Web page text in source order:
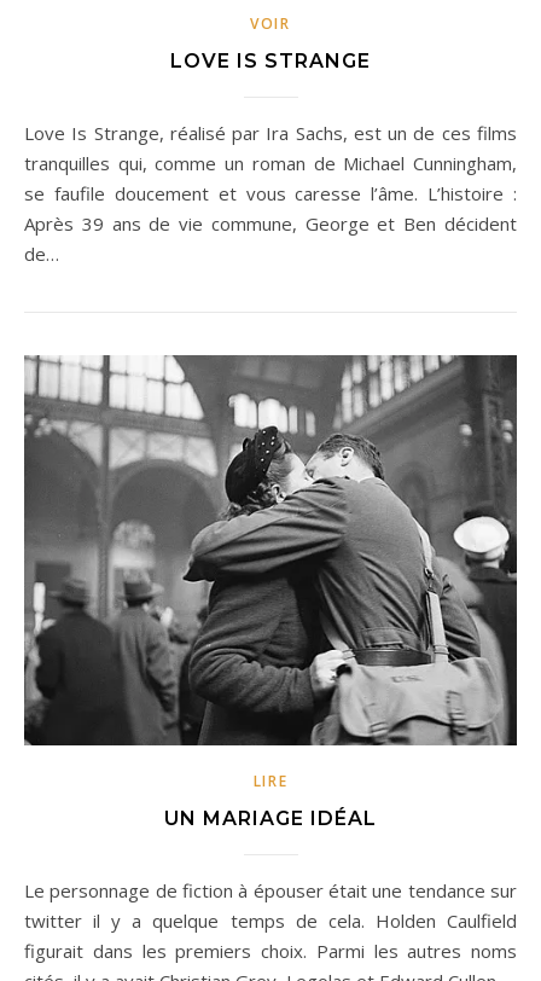
VOIR
LOVE IS STRANGE
Love Is Strange, réalisé par Ira Sachs, est un de ces films
tranquilles qui, comme un roman de Michael Cunningham,
se faufile doucement et vous caresse l’âme. L’histoire :
Après 39 ans de vie commune, George et Ben décident
de…
LIRE
UN MARIAGE IDÉAL
Le personnage de fiction à épouser était une tendance sur
twitter il y a quelque temps de cela. Holden Caulfield
figurait dans les premiers choix. Parmi les autres noms